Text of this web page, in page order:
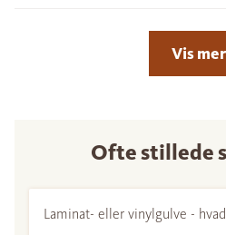
Vis
Ofte stillede
Laminat- eller vinylgulve -